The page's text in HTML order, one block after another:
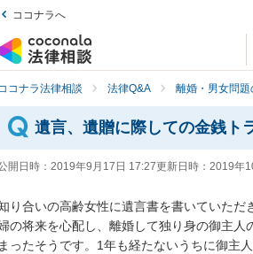
ココナラへ
コナラ法律相談 法律Q&A 離婚・男女問題
遺言、遺贈に際しての金銭ト
開日時： 2019年9月17日 17:27更新日時： 2019年
り合いの高齢女性に遺言書を書いていた
の将来を心配し、離婚して独り身の御主
まったそうです。1年も経たないうちに御主